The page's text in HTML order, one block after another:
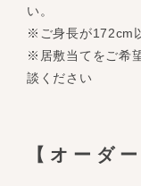
い。
※ご身長が172cm
※居敷当てをご希
談ください
【オーダ